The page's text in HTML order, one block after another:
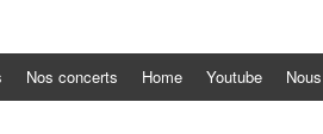
Nos concerts Home Youtube